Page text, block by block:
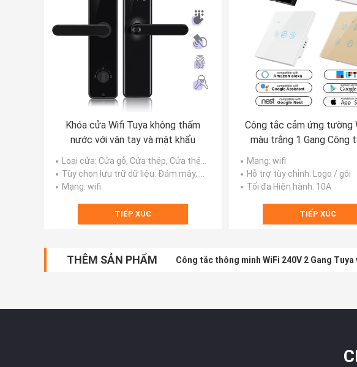
Khóa cửa Wifi Tuya không thấm
nước với vân tay và mật khẩu
Loại cửa: Cửa gỗ, Cửa thép, Cửa thép không gỉ, Cửa nhôm, Cửa Panel
Tùy chọn lưu trữ dữ liệu: Đám mây, Thẻ nhớ
Mạng: wifi
TIẾP XÚC
Công tắc cảm ứng tường
màu trắng 1 Gang Công
thông minh có điều
Mạng: wifi
Hỗ trợ tùy chỉnh: Logo / gói
Tối đa Hiện hành: 10A
TIẾP XÚC
THÊM SẢN PHẨM Công tắc thông minh WiFi 240V 2 Gang